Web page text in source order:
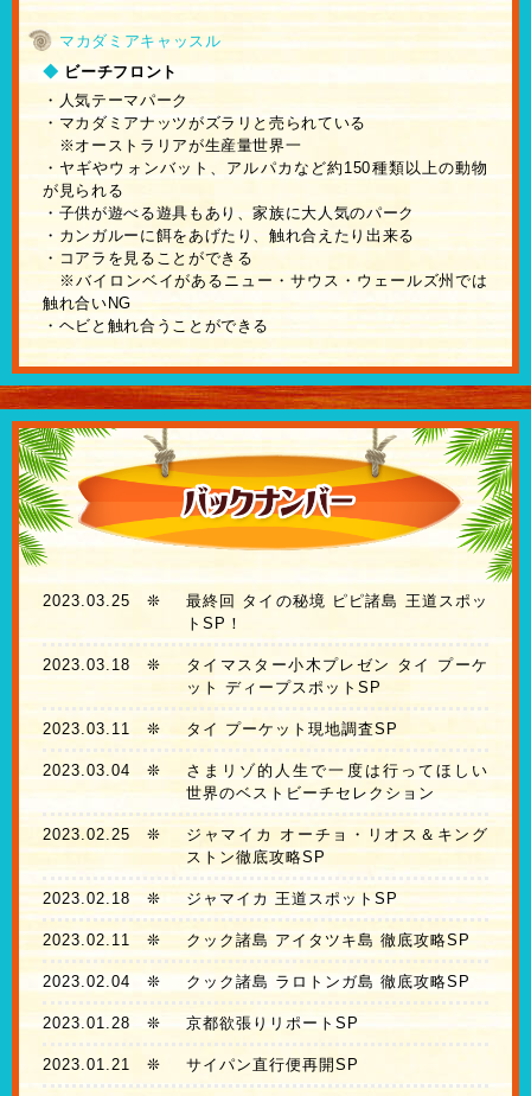
マカダミアキャッスル
◆ ビーチフロント
・人気テーマパーク
・マカダミアナッツがズラリと売られている
※オーストラリアが生産量世界一
・ヤギやウォンバット、アルパカなど約150種類以上の動物
が見られる
・子供が遊べる遊具もあり、家族に大人気のパーク
・カンガルーに餌をあげたり、触れ合えたり出来る
・コアラを見ることができる
※バイロンベイがあるニュー・サウス・ウェールズ州では
触れ合いNG
・ヘビと触れ合うことができる
2023.03.25 ❊
最終回 タイの秘境 ピピ諸島 王道スポッ
トSP！
2023.03.18 ❊
タイマスター小木プレゼン タイ プーケ
ット ディープスポットSP
2023.03.11 ❊ タイ プーケット現地調査SP
2023.03.04 ❊
さまリゾ的人生で一度は行ってほしい
世界のベストビーチセレクション
2023.02.25 ❊
ジャマイカ オーチョ・リオス＆キング
ストン徹底攻略SP
2023.02.18❊ ジャマイカ 王道スポットSP
2023.02.11 ❊ クック諸島 アイタツキ島 徹底攻略SP
2023.02.04 ❊ クック諸島 ラロトンガ島 徹底攻略SP
2023.01.28 ❊ 京都欲張りリポートSP
2023.01.21 ❊ サイパン直行便再開SP